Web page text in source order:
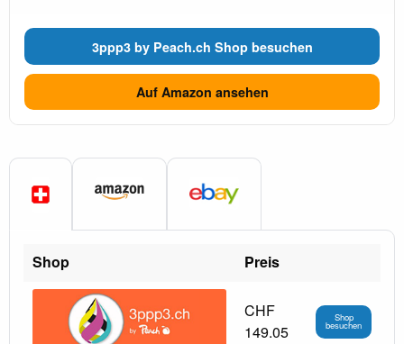
3ppp3 by Peach.ch Shop besuchen
Auf Amazon ansehen
Shop Preis
CHF
149.05
Shop
besuchen